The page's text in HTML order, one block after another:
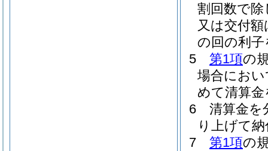
割回数で
又は交付
の回の利
5
第1項の
場合にお
めて清算
6
清算金を
り上げて
7
第1項の